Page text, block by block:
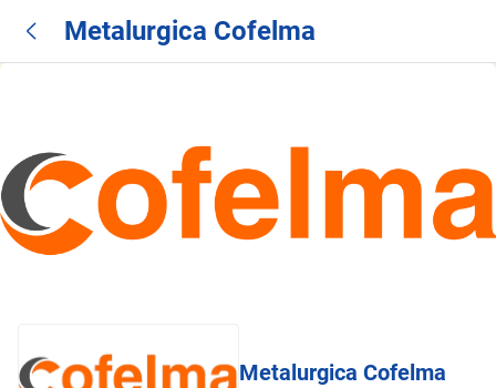
Metalurgica Cofelma
Metalurgica Cofelma